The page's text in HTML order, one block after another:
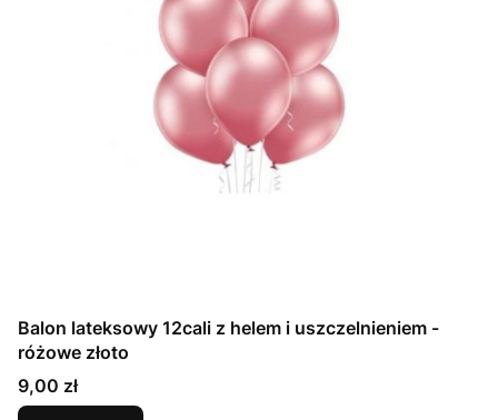
Balon lateksowy 12cali z helem i uszczelnieniem -
różowe złoto
Cena
9,00 zł